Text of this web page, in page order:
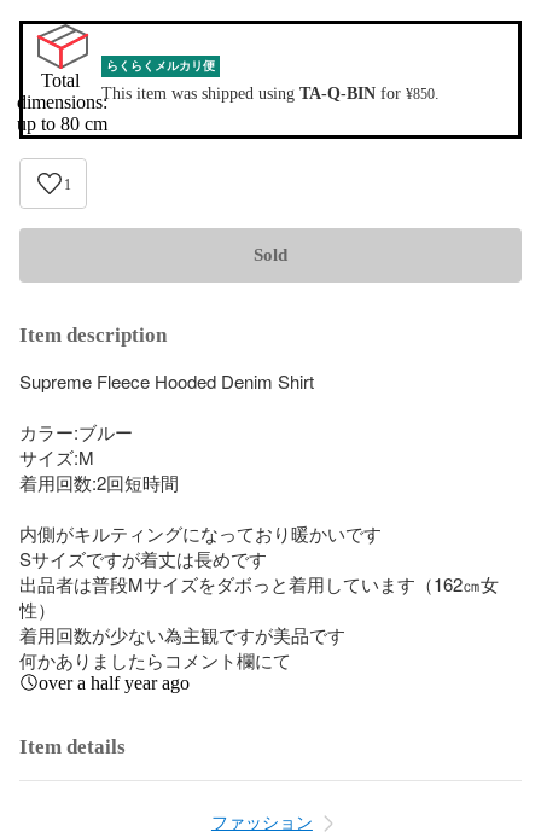
Total
dimensions:
up to 80 cm
らくらくメルカリ便
This item was shipped using TA-Q-BIN for ¥850.
1
Sold
Item description
Supreme Fleece Hooded Denim Shirt
カラー:ブルー
サイズ:M
着用回数:2回短時間
内側がキルティングになっており暖かいです
Sサイズですが着丈は長めです
出品者は普段Mサイズをダボっと着用しています（162㎝女
性）
着用回数が少ない為主観ですが美品です
何かありましたらコメント欄にて
over a half year ago
Item details
ファッション